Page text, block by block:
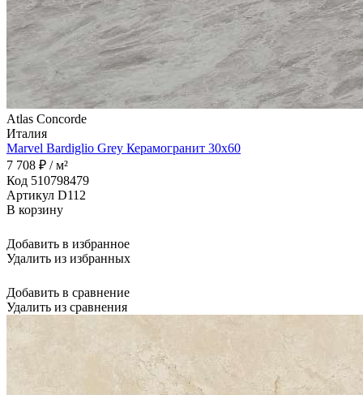
Atlas Concorde
Италия
Marvel Bardiglio Grey Керамогранит 30x60
7 708 ₽ / м²
Код 510798479
Артикул D112
В корзину
Добавить в избранное
Удалить из избранных
Добавить в сравнение
Удалить из сравнения